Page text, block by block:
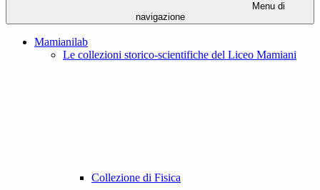
Menu di
navigazione
Mamianilab
Le collezioni storico-scientifiche del Liceo Mamiani
Collezione di Fisica